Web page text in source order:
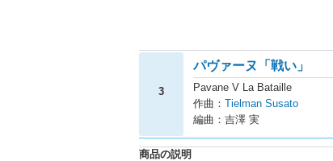
3
パヴァーヌ「戦い」
Pavane V La Bataille
作曲： Tielman Susato
編曲：吉澤 実
商品の説明